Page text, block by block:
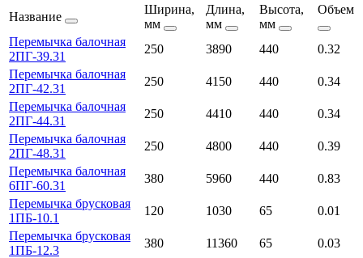
Название
Ширина,
мм
Длина,
мм
Высота,
мм
Объем
Перемычка балочная
2ПГ-39.31
250 3890 440
0.32
Перемычка балочная
2ПГ-42.31
250 4150 440
0.34
Перемычка балочная
2ПГ-44.31
250 4410 440
0.34
Перемычка балочная
2ПГ-48.31
250 4800 440
0.39
Перемычка балочная
6ПГ-60.31
380 5960 440
0.83
Перемычка брусковая
1ПБ-10.1
120 1030 65
0.01
Перемычка брусковая
1ПБ-12.3
380 11360 65
0.03